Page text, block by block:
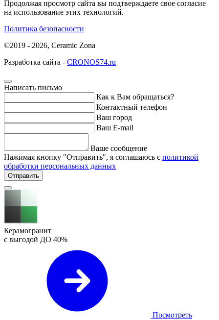
Продолжая просмотр сайта вы подтверждаете свое согласие
на использование этих технологий.
Политика безопасности
©2019 - 2026, Ceramic Zona
Разработка сайта - CRONOS74.ru
Написать письмо
Как к Вам обращаться?
Контактный телефон
Ваш город
Ваш E-mail
Ваше сообщение
Нажимая кнопку "Отправить", я соглашаюсь с политикой
обработки персональных данных
Отправить
Керамогранит
с выгодой ДО 40%
Посмотреть